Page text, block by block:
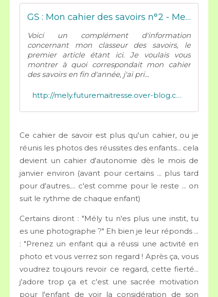
GS : Mon cahier des savoirs n°2 - Mes tresses Dézécolles
Voici un complément d'information
concernant mon classeur des savoirs, le
premier article étant ici. Je voulais vous
montrer à quoi correspondait mon cahier
des savoirs en fin d'année, j'ai pri...
http://mely.futuremaitresse.over-blog.com/2016/07/gs-mon-cahier-des-savoirs-n-2.html
Ce cahier de savoir est plus qu'un cahier, ou je
réunis les photos des réussites des enfants... cela
devient un cahier d'autonomie dès le mois de
janvier environ (avant pour certains ... plus tard
pour d'autres.... c'est comme pour le reste ... on
suit le rythme de chaque enfant)
Certains diront : "Mély tu n'es plus une instit, tu
es une photographe ?" Eh bien je leur réponds ...
: "Prenez un enfant qui a réussi une activité en
photo et vous verrez son regard ! Après ça, vous
voudrez toujours revoir ce regard, cette fierté...
j'adore trop ça et c'est une sacrée motivation
pour l'enfant de voir la considération de son